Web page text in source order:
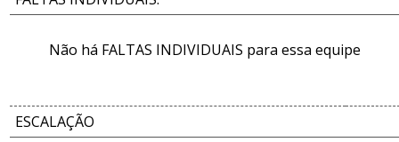
Não há FALTAS INDIVIDUAIS para essa equipe
ESCALAÇÃO